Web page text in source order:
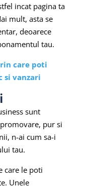
incat pagina ta
mult, asta se
deoarece
tau.
care poti
vanzari
sunt
pur si
n-ai cum sa-i
tau.
care le poti
Unele